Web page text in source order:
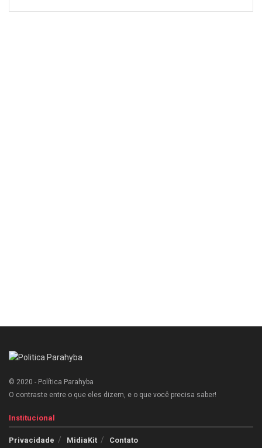
© 2020 - Política Parahyba
O contraste entre o que eles dizem, e o que você precisa saber!
Institucional
Privacidade MidiaKit Contato